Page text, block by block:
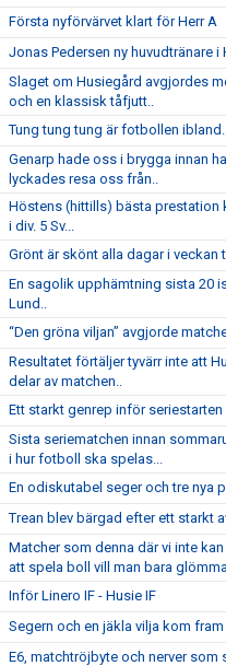
Första nyförvärvet klart för Herr A
Jonas Pedersen ny huvudtränare i
Slaget om Husiegård avgjordes
och en klassisk tåfjutt..
Tung tung tung är fotbollen
Genarp hade oss i brygga innan
lyckades resa oss från..
Höstens (hittills) bästa prestation
i div. 5 Sv...
Grönt är skönt alla dagar i veckan
En sagolik upphämtning sista 20
Lund..
“Den gröna viljan” avgjorde
Resultatet förtäljer tyvärr inte att
delar av matchen..
Ett starkt genrep inför
Sista seriematchen innan
i hur fotboll ska spelas...
En odiskutabel seger och tre nya
Trean blev bärgad efter ett starkt
Matcher som denna där vi inte
att spela boll vill man bara
Inför Linero IF - Husie IF
Segern och en jäkla vilja kom fram
E6, matchtröjbyte och nerver som